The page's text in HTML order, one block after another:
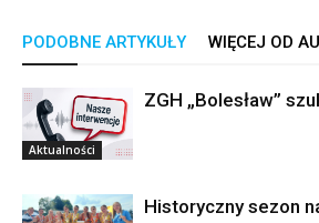
PODOBNE ARTYKUŁY WIĘCEJ OD
Aktualności
ZGH „Bolesław”
Historyczny sezon